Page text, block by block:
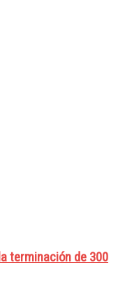
terminación de 300